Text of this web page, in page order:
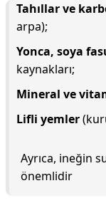
Tahıllar ve
arpa);
Yonca, soya
kaynakları;
Mineral ve
Lifli yemler
Ayrıca, ineğin
önemlidir